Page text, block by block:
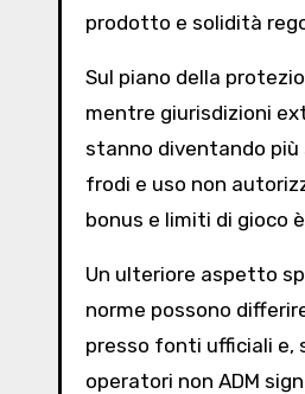
prodotto e solidità
Sul piano della
mentre giurisdizioni
stanno diventando
frodi e uso non
bonus e limiti di gioco
Un ulteriore aspetto
norme possono
presso fonti ufficiali e,
operatori non ADM